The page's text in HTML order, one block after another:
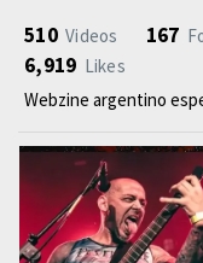
510 Videos 167
6,919 Likes
Webzine argentino